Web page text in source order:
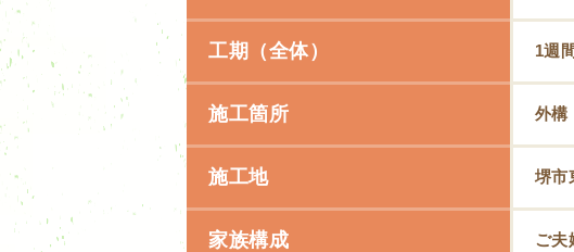
工期（全体） 1週間
施工箇所 外構
施工地 堺市
家族構成 ご夫